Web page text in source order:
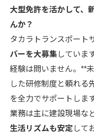
大型免許を活かして、
んか？
タカラトランスポート
バーを大募集しています
経験は問いません。**
した研修制度と頼れる
を全力でサポートします
業務は主に建設現場な
生活リズムも安定して